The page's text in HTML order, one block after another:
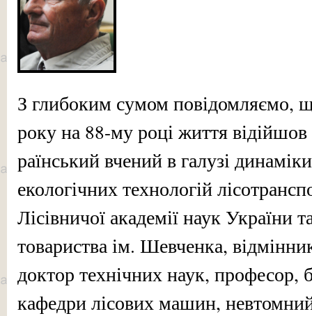
З глибоким сумом повідомляємо,
року на 88-му році життя
ра­їнсь­кий вче­ний в га­лу­зі
екологічних технологій
Лісівничої академії наук України
товариства ім. Шевченка,
доктор технічних наук, професор,
кафедри лісових машин,